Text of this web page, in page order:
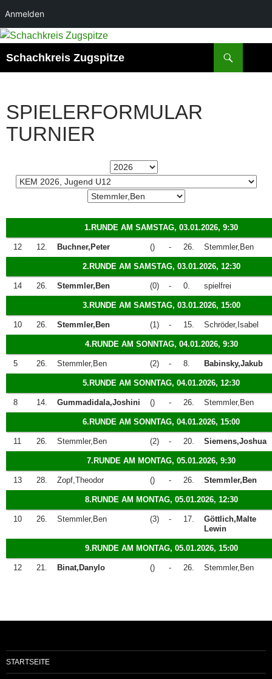
Anmelden
Zum
springen
Schachkreis Zugspitze
SPIELERFORMULAR
TURNIER
1.RUNDE AM SAMSTAG, 03.01.2026, 9:30
12 12. Buchner,Peter () - 26. Stemmler,Ben
2.RUNDE AM SAMSTAG, 03.01.2026, 12:30
14 26. Stemmler,Ben (0) - 0. spielfrei
3.RUNDE AM SAMSTAG, 03.01.2026, 15:00
10 26. Stemmler,Ben (1) - 15. Schröder,Isabel
4.RUNDE AM SONNTAG, 04.01.2026, 9:30
5 26. Stemmler,Ben (2) - 8. Babinsky,Jakub
5.RUNDE AM SONNTAG, 04.01.2026, 12:30
8 14. Gummadidala,Joshini () - 26. Stemmler,Ben
6.RUNDE AM SONNTAG, 04.01.2026, 15:00
11 26. Stemmler,Ben (2) - 20. Siemens,Joshua
7.RUNDE AM MONTAG, 05.01.2026, 9:30
13 28. Zopf,Theodor () - 26. Stemmler,Ben
8.RUNDE AM MONTAG, 05.01.2026, 12:30
10 26. Stemmler,Ben (3) - 17.
Göttlich,Malte
Lewin
9.RUNDE AM MONTAG, 05.01.2026, 15:00
12 21. Binat,Danylo () - 26. Stemmler,Ben
STARTSEITE